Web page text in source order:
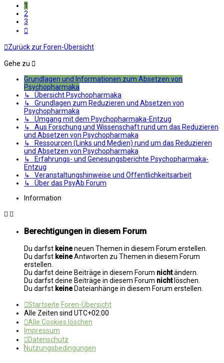
1
2
3
Zurück zur Foren-Übersicht
Gehe zu
Grundlagen und Informationen zum Absetzen von
Psychopharmaka
↳ Übersicht Psychopharmaka
↳ Grundlagen zum Reduzieren und Absetzen von
Psychopharmaka
↳ Umgang mit dem Psychopharmaka-Entzug
↳ Aus Forschung und Wissenschaft rund um das Reduzieren
und Absetzen von Psychopharmaka
↳ Ressourcen (Links und Medien) rund um das Reduzieren
und Absetzen von Psychopharmaka
↳ Erfahrungs- und Genesungsberichte Psychopharmaka-
Entzug
↳ Veranstaltungshinweise und Öffentlichkeitsarbeit
↳ Über das PsyAb Forum
Information
Berechtigungen in diesem Forum
Du darfst keineneuen Themen in diesem Forum erstellen.
Du darfst keineAntworten zu Themen in diesem Forum
erstellen.
Du darfst deine Beiträge in diesem Forum nichtändern.
Du darfst deine Beiträge in diesem Forum nichtlöschen.
Du darfst keineDateianhänge in diesem Forum erstellen.
Startseite Foren-Übersicht
Alle Zeiten sind UTC+02:00
Alle Cookies löschen
Impressum
Datenschutz
Nutzungsbedingungen